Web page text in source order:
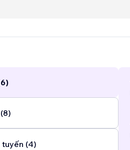
su siti Wix già esistenti....
tuyến (4)